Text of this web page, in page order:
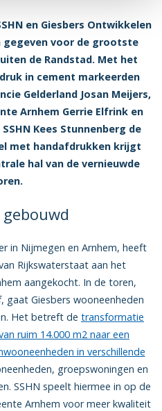
en Giesbers Ontwikkelen
gegeven voor de grootste
de Randstad. Met het
in cement markeerden
Gelderland Josan Meijers,
Arnhem Gerrie Elfrink en
Kees Stunnenberg de
met handafdrukken krijgt
hal van de vernieuwde
in Nijmegen en Arnhem, heeft
Rijkswaterstaat aan het
aangekocht. In de toren,
gaat Giesbers wooneenheden
Het betreft de transformatie
ruim 14.000 m2 naar een
in verschillende
groepswoningen en
SSHN speelt hiermee in op de
Arnhem voor meer kwaliteit